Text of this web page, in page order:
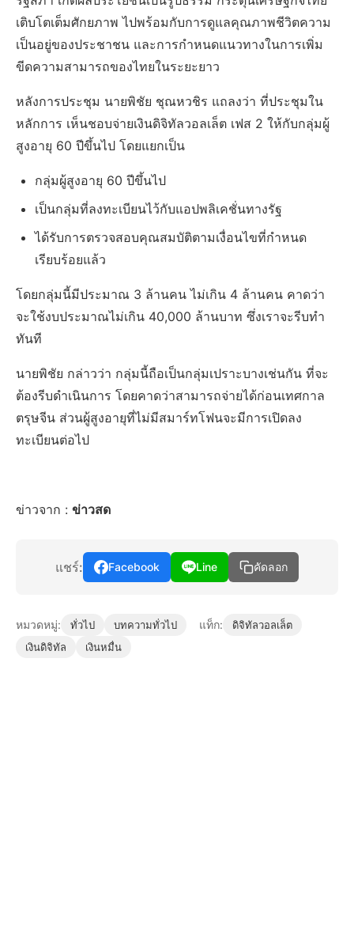
เติบโตเต็มศักยภาพ ไปพร้อมกับการดูแลคุณภาพชีวิตความ
เป็นอยู่ของประชาชน และการกำหนดแนวทางในการเพิ่ม
ขีดความสามารถของไทยในระยะยาว
หลังการประชุม นายพิชัย ชุณหวชิร แถลงว่า ที่ประชุมใน
หลักการ เห็นชอบจ่ายเงินดิจิทัลวอลเล็ต เฟส 2 ให้กับกลุ่มผู้
สูงอายุ 60 ปีขึ้นไป โดยแยกเป็น
กลุ่มผู้สูงอายุ 60 ปีขึ้นไป
เป็นกลุ่มที่ลงทะเบียนไว้กับแอปพลิเคชั่นทางรัฐ
ได้รับการตรวจสอบคุณสมบัติตามเงื่อนไขที่กำหนด
เรียบร้อยแล้ว
โดยกลุ่มนี้มีประมาณ 3 ล้านคน ไม่เกิน 4 ล้านคน คาดว่า
จะใช้งบประมาณไม่เกิน 40,000 ล้านบาท ซึ่งเราจะรีบทำ
ทันที
นายพิชัย กล่าวว่า กลุ่มนี้ถือเป็นกลุ่มเปราะบางเช่นกัน ที่จะ
ต้องรีบดำเนินการ โดยคาดว่าสามารถจ่ายได้ก่อนเทศกาล
ตรุษจีน ส่วนผู้สูงอายุที่ไม่มีสมาร์ทโฟนจะมีการเปิดลง
ทะเบียนต่อไป
ข่าวจาก : ข่าวสด
แชร์: Facebook Line คัดลอก
หมวดหมู่: ทั่วไป บทความทั่วไป แท็ก:
ดิจิทัลวอลเล็ต
เงินดิจิทัล
เงินหมื่น